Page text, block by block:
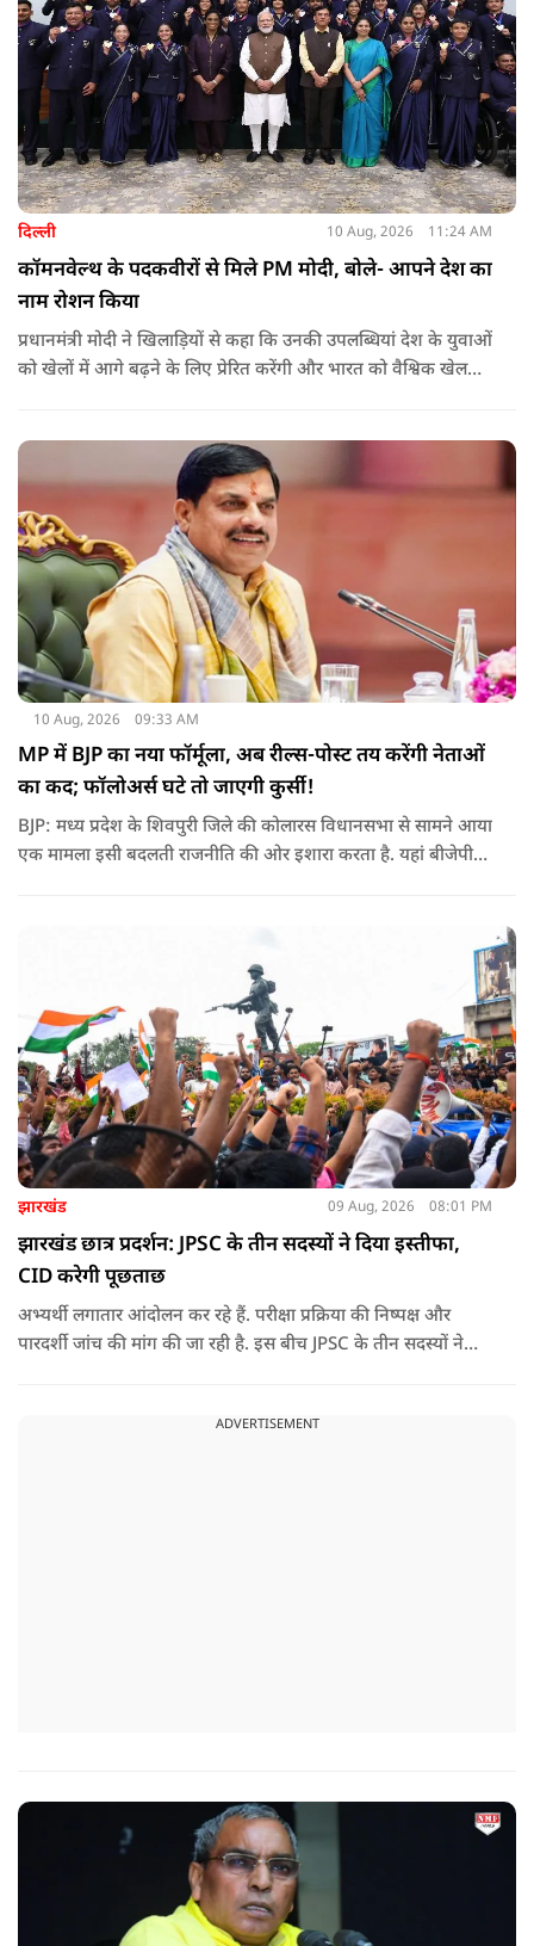
दिल्ली 10 Aug, 2026 11:24 AM
कॉमनवेल्थ के पदकवीरों से मिले PM मोदी, बोले- आपने देश का
नाम रोशन किया
प्रधानमंत्री मोदी ने खिलाड़ियों से कहा कि उनकी उपलब्धियां देश के युवाओं
को खेलों में आगे बढ़ने के लिए प्रेरित करेंगी और भारत को वैश्विक खेल
10 Aug, 2026 09:33 AM
MP में BJP का नया फॉर्मूला, अब रील्स-पोस्ट तय करेंगी नेताओं
का कद; फॉलोअर्स घटे तो जाएगी कुर्सी!
BJP: मध्य प्रदेश के शिवपुरी जिले की कोलारस विधानसभा से सामने आया
एक मामला इसी बदलती राजनीति की ओर इशारा करता है. यहां बीजेपी
झारखंड 09 Aug, 2026 08:01 PM
झारखंड छात्र प्रदर्शन: JPSC के तीन सदस्यों ने दिया इस्तीफा,
CID करेगी पूछताछ
अभ्यर्थी लगातार आंदोलन कर रहे हैं. परीक्षा प्रक्रिया की निष्पक्ष और
पारदर्शी जांच की मांग की जा रही है. इस बीच JPSC के तीन सदस्यों ने
ADVERTISEMENT